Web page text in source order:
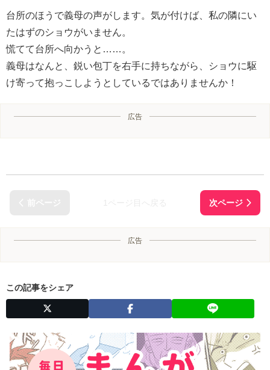
台所のほうで義母の声がします。気が付けば、私の隣にい
たはずのショウがいません。
慌てて台所へ向かうと……。
義母はなんと、鋭い包丁を右手に持ちながら、ショウに駆
け寄って抱っこしようとしているではありませんか！
広告
広告
この記事をシェア